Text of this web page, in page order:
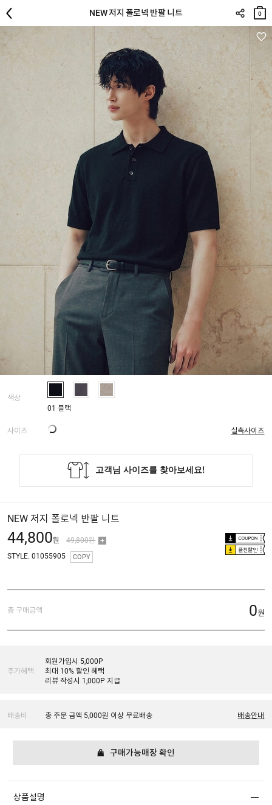
NEW 저지 폴로넥 반팔 니트
장바
구니
0
색상
01 블랙
사이즈 실측사이즈
NEW 저지 폴로넥 반팔 니트
44,800원 49,800원
플친할인
STYLE. 01055905 COPY
총 구매금액 0원
추가혜택
회원가입시 5,000P
최대 10% 할인 혜택
리뷰 작성시 1,000P 지급
배송비 총 주문 금액 5,000원 이상 무료배송 배송안내
구매가능매장 확인
상품설명